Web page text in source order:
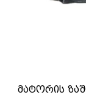
მატორის